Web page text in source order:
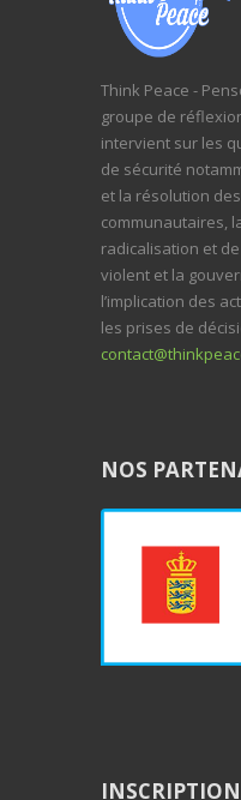
Think Peace -
groupe de
intervient sur les
de sécurité
et la résolution
communautaires,
radicalisation et de
violent et la
l’implication des
les prises de
NOS